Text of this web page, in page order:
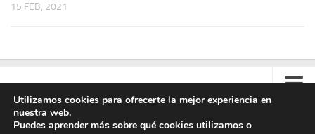
15 FEB, 2021
Contacto
Utilizamos cookies para ofrecerte la mejor experiencia en
nuestra web.
Puedes aprender más sobre qué cookies utilizamos o